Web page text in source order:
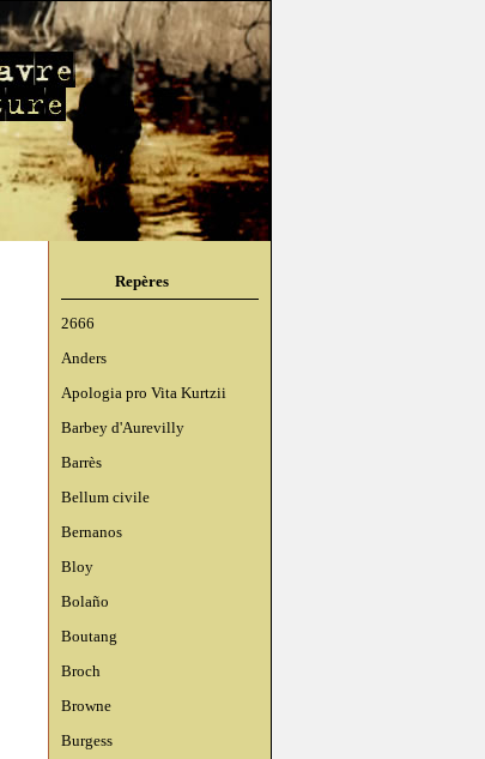
Repères
2666
Anders
Apologia pro Vita Kurtzii
Barbey d'Aurevilly
Barrès
Bellum civile
Bernanos
Bloy
Bolaño
Boutang
Broch
Browne
Burgess